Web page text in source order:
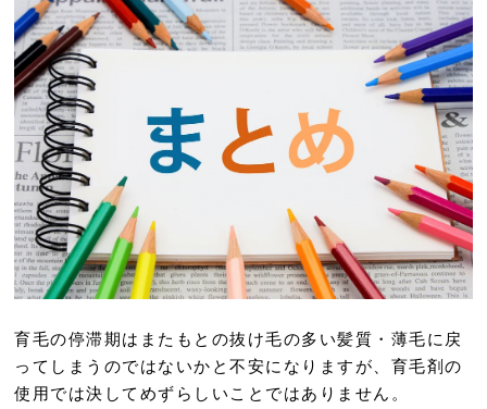
育毛の停滞期はまたもとの抜け毛の多い髪質・薄毛に戻
ってしまうのではないかと不安になりますが、育毛剤の
使用では決してめずらしいことではありません。